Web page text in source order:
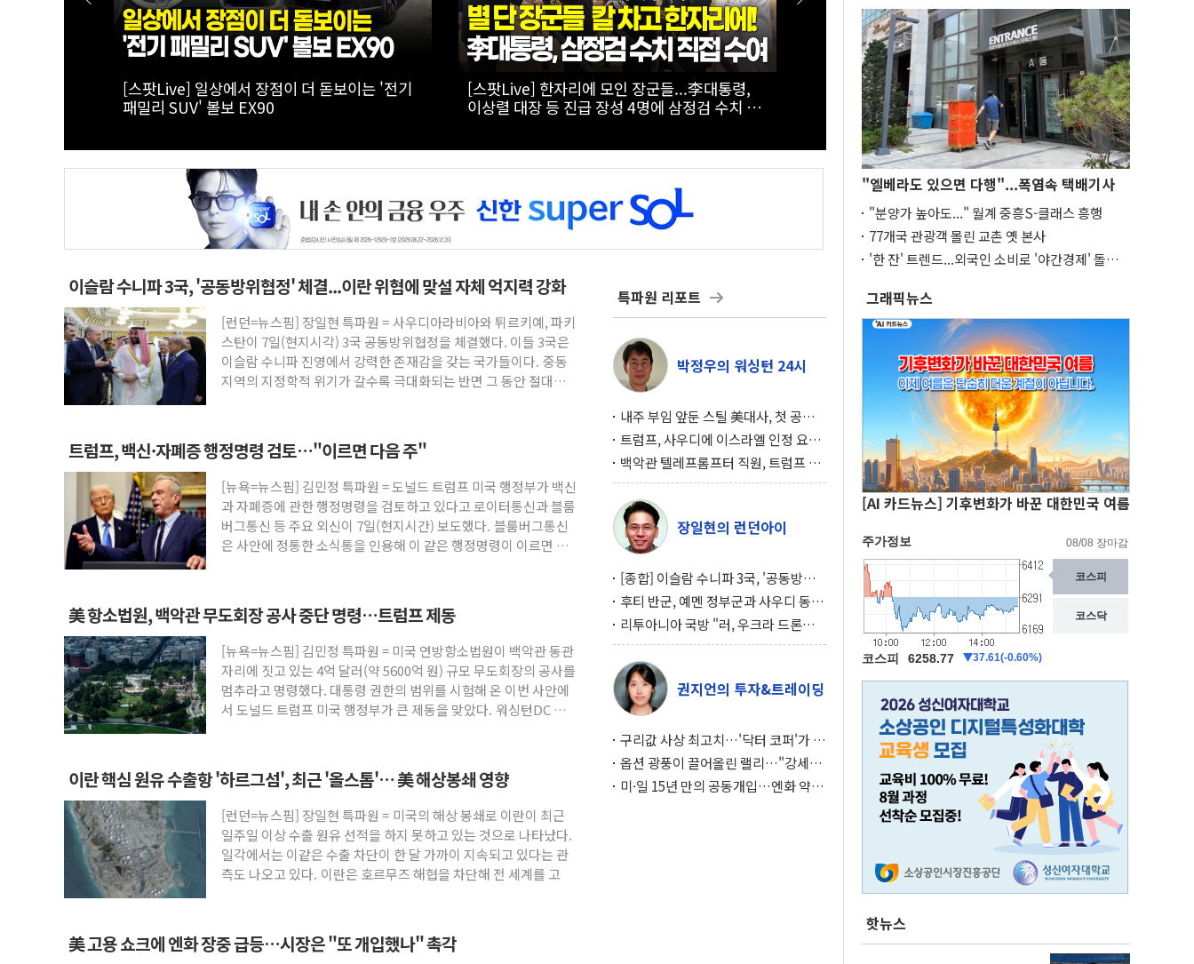
[폴리티션스토리] '도초도 소년에서 국회의원까
지'...김원이 의원의 단짠단짠 인생사 | 1부 ' 인
[폴리티션스토리] "800조 서남권 반도체 투자
를 위해"...김원이가 산자위에 남기로 한 이유
[스팟Live] 李대통령 "국가폭력 피해자, 국가가
치유해야…국가 책임 유효기간 없어"｜
26.08.07 국가폭력 피해자 위로 오찬
이슬람 수니파 3국, '공동방위협정' 체결...이란 위협에 맞설 자체 억지력 강화
[런던=뉴스핌] 장일현 특파원 = 사우디아라비아와 튀르키예, 파키
스탄이 7일(현지시각) 3국 공동방위협정을 체결했다. 이들 3국은
이슬람 수니파 진영에서 강력한 존재감을 갖는 국가들이다. 중동
지역의 지정학적 위기가 갈수록 극대화되는 반면 그 동안 절대적
트럼프, 백신·자폐증 행정명령 검토…"이르면 다음 주"
[뉴욕=뉴스핌] 김민정 특파원 = 도널드 트럼프 미국 행정부가 백신
과 자폐증에 관한 행정명령을 검토하고 있다고 로이터통신과 블룸
버그통신 등 주요 외신이 7일(현지시간) 보도했다. 블룸버그통신
은 사안에 정통한 소식통을 인용해 이 같은 행정명령이 이르면 다
美 항소법원, 백악관 무도회장 공사 중단 명령…트럼프 제동
[뉴욕=뉴스핌] 김민정 특파원 = 미국 연방항소법원이 백악관 동관
자리에 짓고 있는 4억 달러(약 5600억 원) 규모 무도회장의 공사를
멈추라고 명령했다. 대통령 권한의 범위를 시험해 온 이번 사안에
서 도널드 트럼프 미국 행정부가 큰 제동을 맞았다. 워싱턴DC 연
이란 핵심 원유 수출항 '하르그섬', 최근 '올스톱'… 美 해상봉쇄 영향
[런던=뉴스핌] 장일현 특파원 = 미국의 해상 봉쇄로 이란이 최근
일주일 이상 수출 원유 선적을 하지 못하고 있는 것으로 나타났다.
일각에서는 이같은 수출 차단이 한 달 가까이 지속되고 있다는 관
측도 나오고 있다. 이란은 호르무즈 해협을 차단해 전 세계를 고
美 고용 쇼크에 엔화 장중 급등…시장은 "또 개입했나" 촉각
특파원 리포트
박정우의 워싱턴 24시
내주 부임 앞둔 스틸 美대사, 첫 공개
행사서 "한미동맹 강화 최우선 과제"
트럼프, 사우디에 이스라엘 인정 요
구…원자력 협정 서명 하루 만에 좌초
위기
백악관 텔레프롬프터 직원, 트럼프 연
설 미리 보고 베팅 시장서 10만달러 챙
겨
장일현의 런던아이
[종합] 이슬람 수니파 3국, '공동방위
협정' 체결… 이스라엘·이란 위협에
맞설 자체 억지력 강화
후티 반군, 예멘 정부군과 사우디 동시
공격… 위기 고조되는 또 다른 중동 화
약고
리투아니아 국방 "러, 우크라 드론으
로 나토 회원국 공격 검토… 거짓 깃발
작전"
권지언의 투자&트레이딩
구리값 사상 최고치…'닥터 코퍼'가 말
하는 경기 신호가 달라졌다
옵션 광풍이 끌어올린 랠리…"강세장
이면에 과열 경고등"
미·일 15년 만의 공동개입…엔화 약세
"엘베라도 있으면 다행"...폭염속 택배기사
"분양가 높아도..." 월계 중흥S-클래스 흥행
77개국 관광객 몰린 교촌 옛 본사
'한 잔' 트렌드...외국인 소비로 '야간경제' 돌파
그래픽뉴스
[AI 카드뉴스] 기후변화가 바꾼 대한민국 여름
핫뉴스